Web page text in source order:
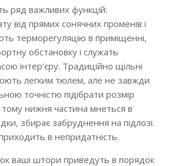
ряд важливих функцій:
від прямих сонячних променів і
терморегуляцію в приміщенні,
обстановку і служать
інтер’єру. Традиційно щільні
легким тюлем, але не завжди
точністю підібрати розмір
тому нижня частина мнеться в
збирає забруднення на підлозі.
в непридатність.
ваші штори приведуть в порядок